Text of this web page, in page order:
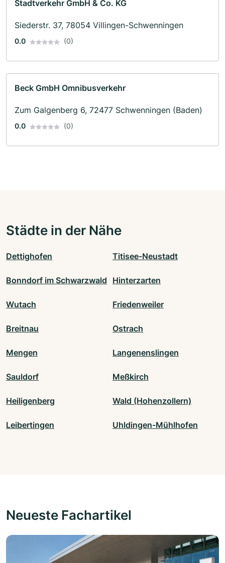
Stadtverkehr GmbH & Co. KG
Siederstr. 37, 78054 Villingen-Schwenningen
0.0 (0)
Beck GmbH Omnibusverkehr
Zum Galgenberg 6, 72477 Schwenningen (Baden)
0.0 (0)
Städte in der Nähe
Dettighofen Titisee-Neustadt
Bonndorf im Schwarzwald Hinterzarten
Wutach Friedenweiler
Breitnau Ostrach
Mengen Langenenslingen
Sauldorf Meßkirch
Heiligenberg Wald (Hohenzollern)
Leibertingen Uhldingen-Mühlhofen
Neueste Fachartikel